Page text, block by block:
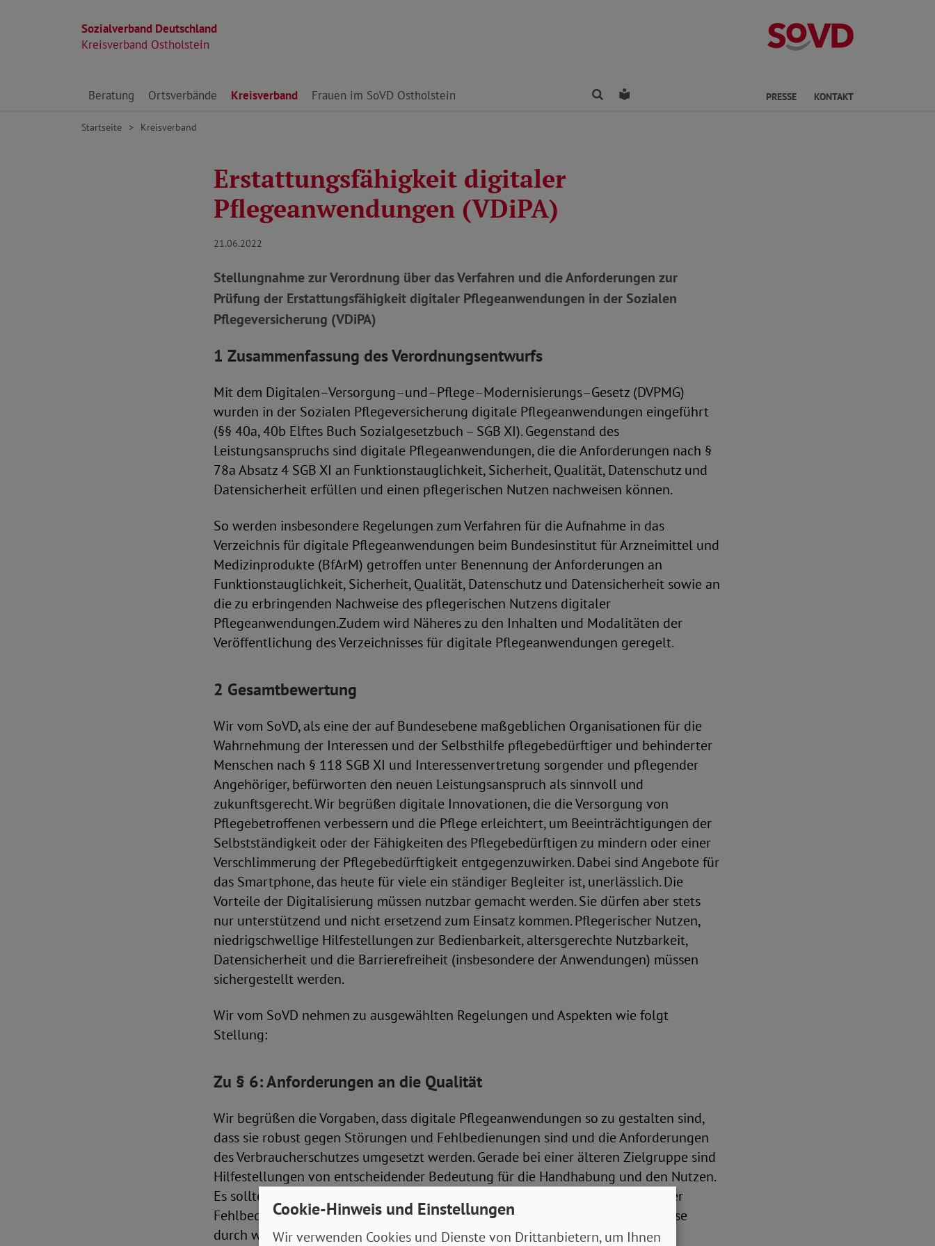
Sozialverband Deutschland
Kreisverband Ostholstein
Kreisverband
Direkt zu den Inhalten springen
Beratung Ortsverbände Kreisverband Frauen im SoVD Ostholstein FindenLeichte Sprache PRESSE KONTAKT
Startseite Kreisverband
Erstattungsfähigkeit digitaler
Pflegeanwendungen (VDiPA)
21.06.2022
Stellungnahme zur Verordnung über das Verfahren und die Anforderungen zur
Prüfung der Erstattungsfähigkeit digitaler Pflegeanwendungen in der Sozialen
Pflegeversicherung (VDiPA)
1 Zusammenfassung des Verordnungsentwurfs
Mit dem Digitalen–Versorgung–und–Pflege–Modernisierungs–Gesetz (DVPMG)
wurden in der Sozialen Pflegeversicherung digitale Pflegeanwendungen eingeführt
(§§ 40a, 40b Elftes Buch Sozialgesetzbuch – SGB XI). Gegenstand des
Leistungsanspruchs sind digitale Pflegeanwendungen, die die Anforderungen nach §
78a Absatz 4 SGB XI an Funktionstauglichkeit, Sicherheit, Qualität, Datenschutz und
Datensicherheit erfüllen und einen pflegerischen Nutzen nachweisen können.
So werden insbesondere Regelungen zum Verfahren für die Aufnahme in das
Verzeichnis für digitale Pflegeanwendungen beim Bundesinstitut für Arzneimittel und
Medizinprodukte (BfArM) getroffen unter Benennung der Anforderungen an
Funktionstauglichkeit, Sicherheit, Qualität, Datenschutz und Datensicherheit sowie an
die zu erbringenden Nachweise des pflegerischen Nutzens digitaler
Pflegeanwendungen.Zudem wird Näheres zu den Inhalten und Modalitäten der
Veröffentlichung des Verzeichnisses für digitale Pflegeanwendungen geregelt.
2 Gesamtbewertung
Wir vom SoVD, als eine der auf Bundesebene maßgeblichen Organisationen für die
Wahrnehmung der Interessen und der Selbsthilfe pflegebedürftiger und behinderter
Menschen nach § 118 SGB XI und Interessenvertretung sorgender und pflegender
Angehöriger, befürworten den neuen Leistungsanspruch als sinnvoll und
zukunftsgerecht. Wir begrüßen digitale Innovationen, die die Versorgung von
Pflegebetroffenen verbessern und die Pflege erleichtert, um Beeinträchtigungen der
Selbstständigkeit oder der Fähigkeiten des Pflegebedürftigen zu mindern oder einer
Verschlimmerung der Pflegebedürftigkeit entgegenzuwirken. Dabei sind Angebote für
das Smartphone, das heute für viele ein ständiger Begleiter ist, unerlässlich. Die
Vorteile der Digitalisierung müssen nutzbar gemacht werden. Sie dürfen aber stets
nur unterstützend und nicht ersetzend zum Einsatz kommen. Pflegerischer Nutzen,
niedrigschwellige Hilfestellungen zur Bedienbarkeit, altersgerechte Nutzbarkeit,
Datensicherheit und die Barrierefreiheit (insbesondere der Anwendungen) müssen
sichergestellt werden.
Wir vom SoVD nehmen zu ausgewählten Regelungen und Aspekten wie folgt
Stellung:
Zu § 6: Anforderungen an die Qualität
Wir begrüßen die Vorgaben, dass digitale Pflegeanwendungen so zu gestalten sind,
dass sie robust gegen Störungen und Fehlbedienungen sind und die Anforderungen
des Verbraucherschutzes umgesetzt werden. Gerade bei einer älteren Zielgruppe sind
Hilfestellungen von entscheidender Bedeutung für die Handhabung und den Nutzen.
Es sollte sichergestellt werden, dass Anwender*innen über Fehlfunktionen oder
Fehlbedingungsmöglichkeiten informiert und aufgeklärt werden, beispielsweise
durch warnende PushNachrichten.
Cookie-Hinweis und Einstellungen
Wir verwenden Cookies und Dienste von Drittanbietern, um Ihnen